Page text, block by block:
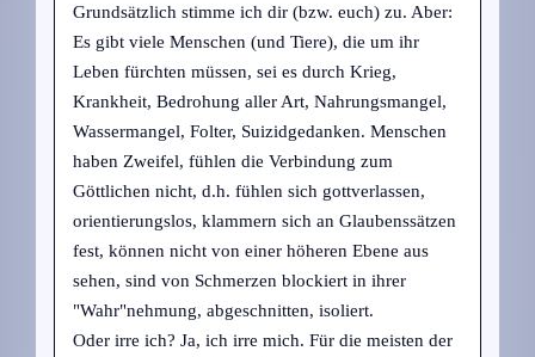
Grundsätzlich stimme ich dir (bzw. euch) zu. Aber:
Es gibt viele Menschen (und Tiere), die um ihr
Leben fürchten müssen, sei es durch Krieg,
Krankheit, Bedrohung aller Art, Nahrungsmangel,
Wassermangel, Folter, Suizidgedanken. Menschen
haben Zweifel, fühlen die Verbindung zum
Göttlichen nicht, d.h. fühlen sich gottverlassen,
orientierungslos, klammern sich an Glaubenssätzen
fest, können nicht von einer höheren Ebene aus
sehen, sind von Schmerzen blockiert in ihrer
"Wahr"nehmung, abgeschnitten, isoliert.
Oder irre ich? Ja, ich irre mich. Für die meisten der